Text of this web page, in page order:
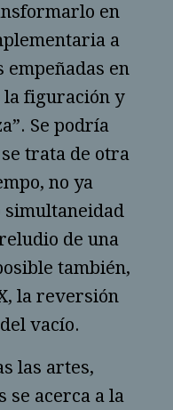
en
a
empeñadas en
la figuración y
Se podría
trata de otra
no ya
simultaneidad
de una
también,
la reversión
vacío.
las artes,
se acerca a la